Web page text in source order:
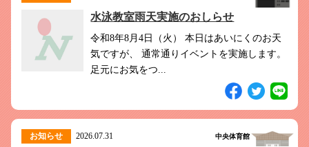
水泳教室雨天実施のおしらせ
令和8年8月4日（火） 本日はあいにくのお天
気ですが、 通常通りイベントを実施します。
足元にお気をつ...
お知らせ 2026.07.31 中央体育館